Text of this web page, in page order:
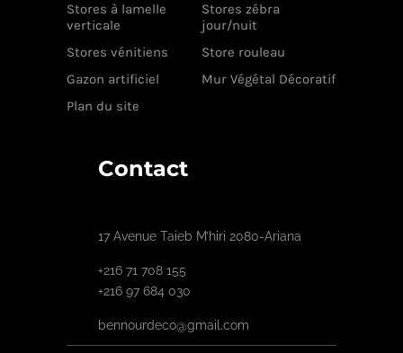
Stores à lamelle
verticale
Stores zébra
jour/nuit
Stores vénitiens
Store rouleau
Gazon artificiel
Mur Végétal Décoratif
Plan du site
Contact
17 Avenue Taieb M’hiri 2080-Ariana
+216 71 708 155
+216 97 684 030
bennourdeco@gmail.com